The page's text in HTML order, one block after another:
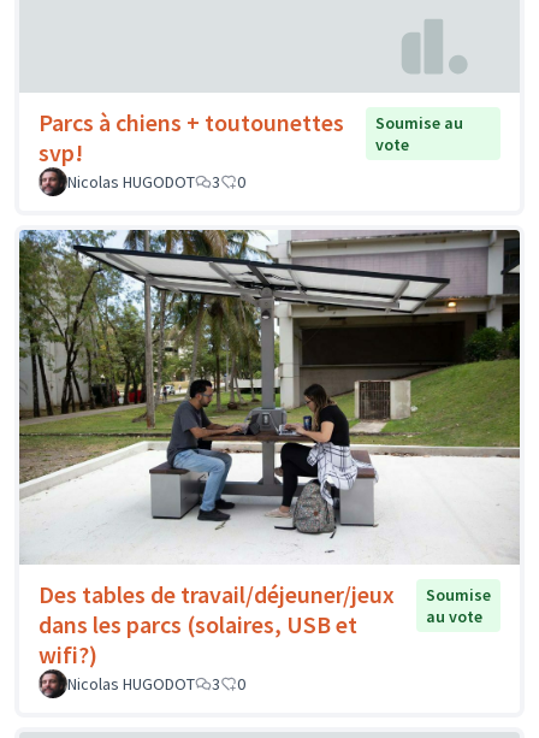
Parcs à chiens + toutounettes
svp!
Soumise au
vote
Nicolas HUGODOT
3 0
Des tables de travail/déjeuner/jeux
dans les parcs (solaires, USB et
wifi?)
Soumise
au vote
Nicolas HUGODOT 3 0